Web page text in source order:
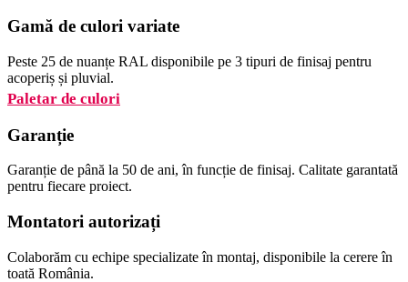
Gamă de culori variate
Peste 25 de nuanțe RAL disponibile pe 3 tipuri de finisaj pentru
acoperiș și pluvial.
Paletar de culori
Garanție
Garanție de până la 50 de ani, în funcție de finisaj. Calitate garantată
pentru fiecare proiect.
Montatori autorizați
Colaborăm cu echipe specializate în montaj, disponibile la cerere în
toată România.